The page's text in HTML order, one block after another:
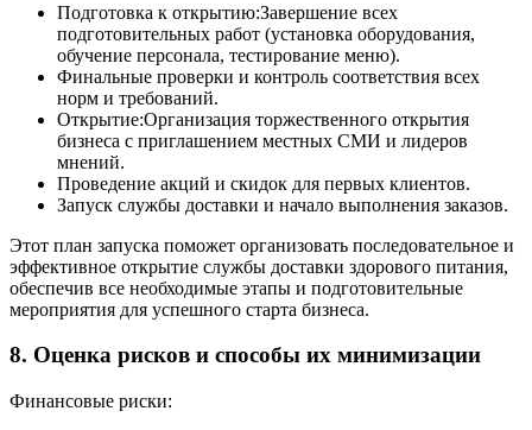
Подготовка к открытию:Завершение всех
подготовительных работ (установка оборудования,
обучение персонала, тестирование меню).
Финальные проверки и контроль соответствия всех
норм и требований.
Открытие:Организация торжественного открытия
бизнеса с приглашением местных СМИ и лидеров
мнений.
Проведение акций и скидок для первых клиентов.
Запуск службы доставки и начало выполнения заказов.
Этот план запуска поможет организовать последовательное и
эффективное открытие службы доставки здорового питания,
обеспечив все необходимые этапы и подготовительные
мероприятия для успешного старта бизнеса.
8. Оценка рисков и способы их минимизации
Финансовые риски: